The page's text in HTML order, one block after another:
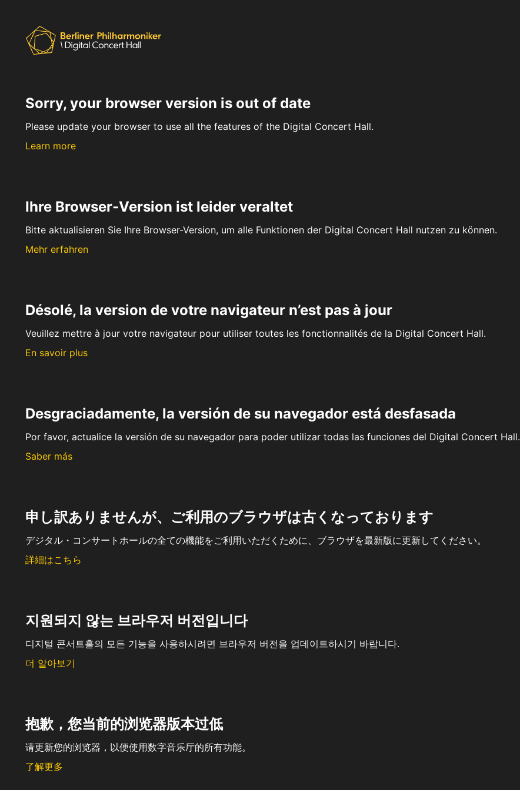
Sorry, your browser version is out of date
Please update your browser to use all the features of the Digital Concert Hall.
Learn more
Ihre Browser-Version ist leider veraltet
Bitte aktualisieren Sie Ihre Browser-Version, um alle Funktionen der Digital Concert Hall nutzen zu können.
Mehr erfahren
Désolé, la version de votre navigateur n’est pas à jour
Veuillez mettre à jour votre navigateur pour utiliser toutes les fonctionnalités de la Digital Concert Hall.
En savoir plus
Desgraciadamente, la versión de su navegador está desfasada
Por favor, actualice la versión de su navegador para poder utilizar todas las funciones del Digital Concert Hall.
Saber más
申し訳ありませんが、ご利用のブラウザは古くなっております
デジタル・コンサートホールの全ての機能をご利用いただくために、ブラウザを最新版に更新してください。
詳細はこちら
지원되지 않는 브라우저 버전입니다
디지털 콘서트홀의 모든 기능을 사용하시려면 브라우저 버전을 업데이트하시기 바랍니다.
더 알아보기
抱歉，您当前的浏览器版本过低
请更新您的浏览器，以便使用数字音乐厅的所有功能。
了解更多